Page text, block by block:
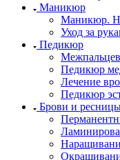
Маникюр
Маникюр.
Уход за
Педикюр
Педикюр
Лечение
Педикюр
Брови и